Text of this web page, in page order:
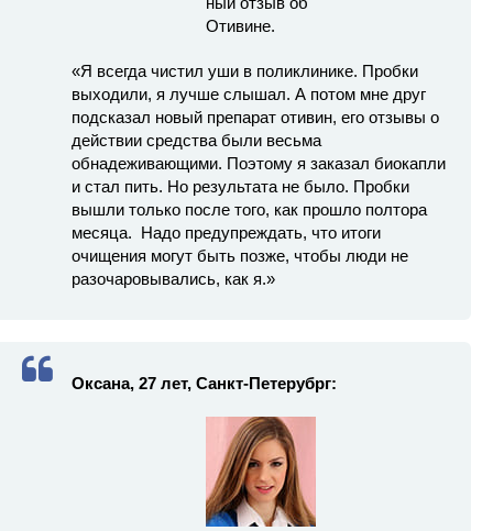
«Я всегда чистил уши в поликлинике. Пробки
выходили, я лучше слышал. А потом мне друг
подсказал новый препарат отивин, его отзывы о
действии средства были весьма
обнадеживающими. Поэтому я заказал биокапли
и стал пить. Но результата не было. Пробки
вышли только после того, как прошло полтора
месяца. Надо предупреждать, что итоги
очищения могут быть позже, чтобы люди не
разочаровывались, как я.»
Оксана, 27 лет, Санкт-Петерубрг: